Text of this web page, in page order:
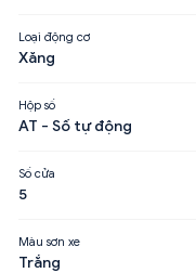
Loại động cơ
Xăng
Hộp số
AT - Số tự động
Số cửa
5
Màu sơn xe
Trắng